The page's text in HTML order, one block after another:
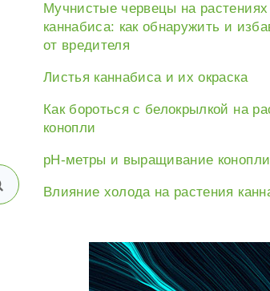
поиске:
Мучнистые червецы на растениях
каннабиса: как обнаружить и
от вредителя
Листья каннабиса и их окраска
Как бороться с белокрылкой на
конопли
рН-метры и выращивание конопли
Влияние холода на растения